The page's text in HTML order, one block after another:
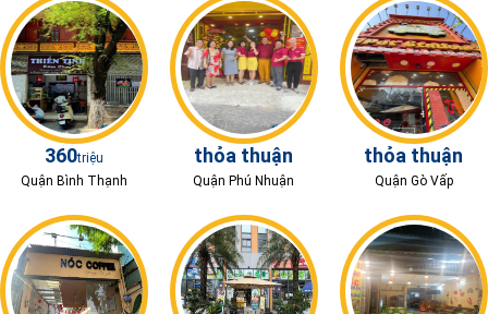
360triệu
Quận Bình Thạnh
thỏa thuận
Quận Phú Nhuận
thỏa thuận
Quận Gò Vấp